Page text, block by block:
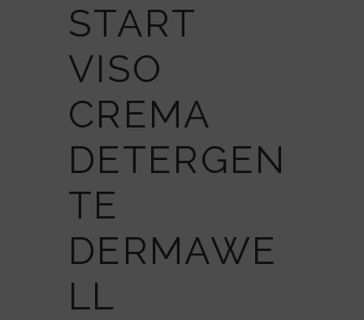
START
VISO
CREMA
DETERGEN
TE
DERMAWE
LL